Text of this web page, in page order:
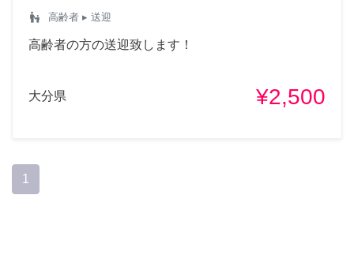
escalator_warning 高齢者 ▸ 送迎
高齢者の方の送迎致します！
大分県 ¥2,500
1